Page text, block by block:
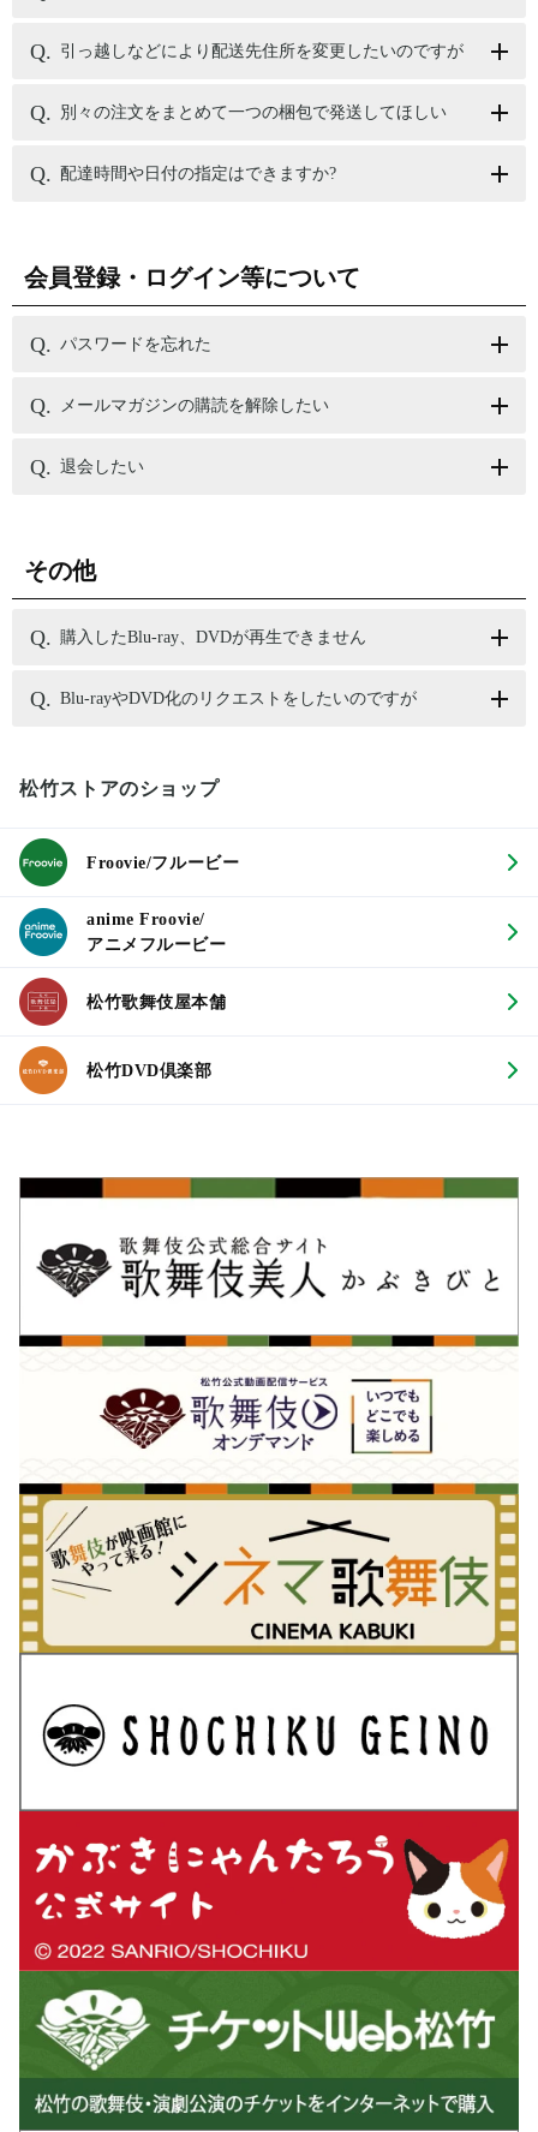
引っ越しなどにより配送先住所を変更したいのですが
別々の注文をまとめて一つの梱包で発送してほしい
配達時間や日付の指定はできますか?
会員登録・ログイン等について
パスワードを忘れた
メールマガジンの購読を解除したい
退会したい
その他
購入したBlu-ray、DVDが再生できません
Blu-rayやDVD化のリクエストをしたいのですが
松竹ストアのショップ
Froovie/フルービー
anime Froovie/
アニメフルービー
松竹歌舞伎屋本舗
松竹DVD倶楽部